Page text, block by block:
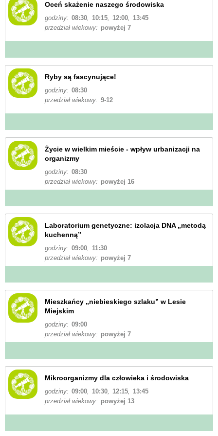
Oceń skażenie naszego środowiska
godziny: 08:30, 10:15, 12:00,
13:45
przedział wiekowy: powyżej 7
Ryby są fascynujące!
godziny: 08:30
przedział wiekowy: 9-12
Życie w wielkim mieście - wpływ urbanizacji na
organizmy
godziny: 08:30
przedział wiekowy: powyżej 16
Laboratorium genetyczne: izolacja DNA „metodą
kuchenną”
godziny: 09:00,
11:30
przedział wiekowy: powyżej 7
Mieszkańcy „niebieskiego szlaku” w Lesie
Miejskim
godziny: 09:00
przedział wiekowy: powyżej 7
Mikroorganizmy dla człowieka i środowiska
godziny: 09:00, 10:30, 12:15,
13:45
przedział wiekowy: powyżej 13